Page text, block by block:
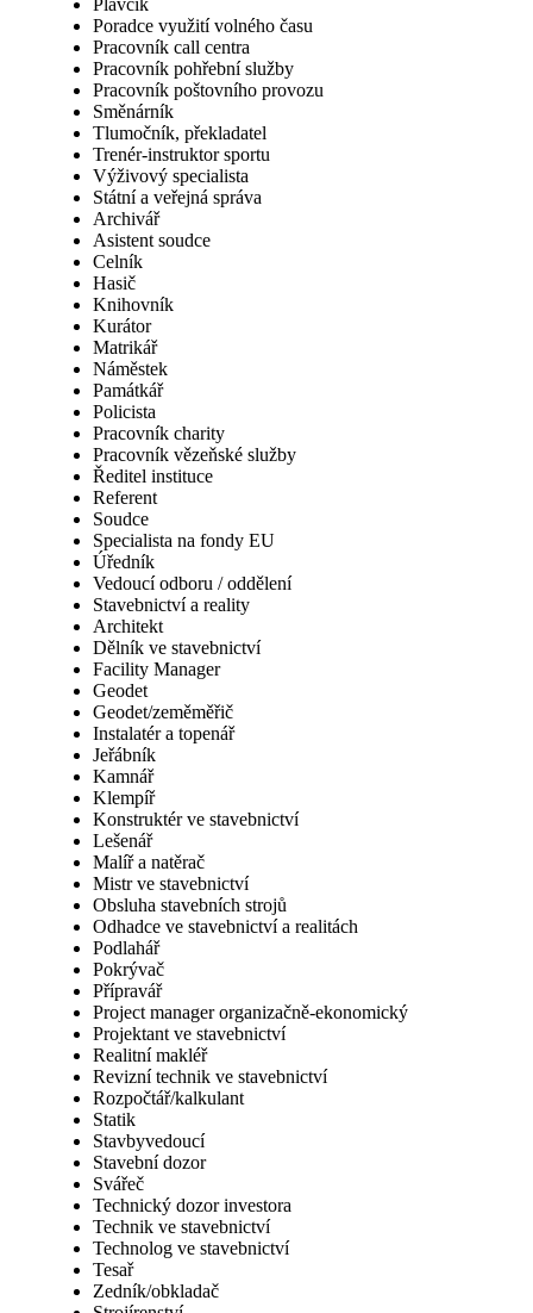
Plavčík
Poradce využití volného času
Pracovník call centra
Pracovník pohřební služby
Pracovník poštovního provozu
Směnárník
Tlumočník, překladatel
Trenér-instruktor sportu
Výživový specialista
Státní a veřejná správa
Archivář
Asistent soudce
Celník
Hasič
Knihovník
Kurátor
Matrikář
Náměstek
Památkář
Policista
Pracovník charity
Pracovník vězeňské služby
Ředitel instituce
Referent
Soudce
Specialista na fondy EU
Úředník
Vedoucí odboru / oddělení
Stavebnictví a reality
Architekt
Dělník ve stavebnictví
Facility Manager
Geodet
Geodet/zeměměřič
Instalatér a topenář
Jeřábník
Kamnář
Klempíř
Konstruktér ve stavebnictví
Lešenář
Malíř a natěrač
Mistr ve stavebnictví
Obsluha stavebních strojů
Odhadce ve stavebnictví a realitách
Podlahář
Pokrývač
Přípravář
Project manager organizačně-ekonomický
Projektant ve stavebnictví
Realitní makléř
Revizní technik ve stavebnictví
Rozpočtář/kalkulant
Statik
Stavbyvedoucí
Stavební dozor
Svářeč
Technický dozor investora
Technik ve stavebnictví
Technolog ve stavebnictví
Tesař
Zedník/obkladač